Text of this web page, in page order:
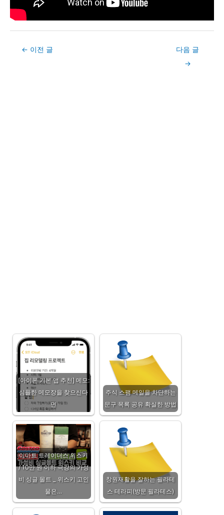
Post← 이전 글
다음 글
→
[아이폰 기본 앱 추천] 메모:
심플한 메모장을 찾으신다
면
주식 스팸 메일을 차단하는
문구 목록 공유 확실한 방법
이마트 트레이더스 위스키
/ 10만 원 이하 극강의 가성
비 싱글 몰트 _ 위스키 고인
물은…
창원재활을 잘하는 필라테
스 테라피(방문 필라테스)